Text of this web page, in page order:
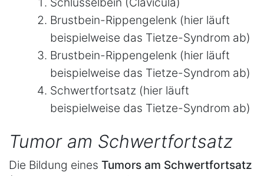
Brustbein-Rippengelenk (hier läuft
beispielweise das Tietze-Syndrom ab)
Brustbein-Rippengelenk (hier läuft
beispielweise das Tietze-Syndrom ab)
Schwertfortsatz (hier läuft
beispielweise das Tietze-Syndrom ab)
Tumor am Schwertfortsatz
Die Bildung eines Tumors am Schwertfortsatz